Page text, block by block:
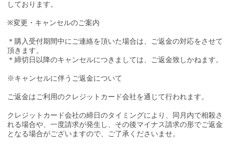
しております。
※変更・キャンセルのご案内
＊購入受付期間中にご連絡を頂いた場合は、ご返金の対応をさせて
頂きます。
＊締切日以降のキャンセルにつきましては、ご返金致しかねます。
※キャンセルに伴うご返金について
ご返金はご利用のクレジットカード会社を通じて行われます。
クレジットカード会社の締日のタイミングにより、同月内で相殺さ
れる場合や、一度請求が発生し、その後マイナス請求の形でご返金
となる場合がございますので、ご了承くださいませ。